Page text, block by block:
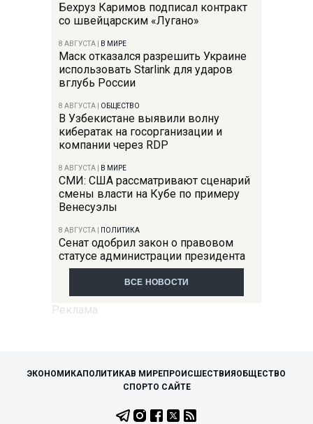
Бехруз Каримов подписал контракт
со швейцарским «Лугано»
8 АВГУСТА В МИРЕ
Маск отказался разрешить Украине
использовать Starlink для ударов
вглубь России
8 АВГУСТА ОБЩЕСТВО
В Узбекистане выявили волну
кибератак на госорганизации и
компании через RDP
8 АВГУСТА В МИРЕ
СМИ: США рассматривают сценарий
смены власти на Кубе по примеру
Венесуэлы
8 АВГУСТА ПОЛИТИКА
Сенат одобрил закон о правовом
статусе администрации президента
ВСЕ НОВОСТИ
ЭКОНОМИКАПОЛИТИКАВ МИРЕПРОИСШЕСТВИЯ ОБЩЕСТВО
СПОРТО САЙТЕ